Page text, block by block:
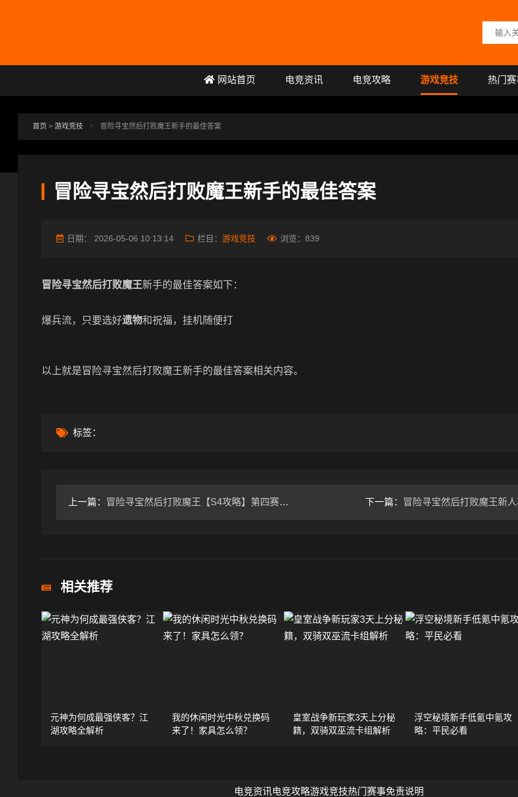
搜索关
网站首页 电竞资讯 电竞攻略 游戏竞技 热门赛
首页 > 游戏竞技 > 冒险寻宝然后打败魔王新手的最佳答案
冒险寻宝然后打败魔王新手的最佳答案
日期： 2026-05-06 10:13:14 栏目： 游戏竞技 浏览： 839
冒险寻宝然后打败魔王新手的最佳答案如下：
爆兵流，只要选好遗物和祝福，挂机随便打
以上就是冒险寻宝然后打败魔王新手的最佳答案相关内容。
标签：
上一篇： 冒险寻宝然后打败魔王【S4攻略】第四赛季版本答案（预制版） 下一篇： 冒险寻宝然后打败魔王新
相关推荐
元神为何成最强侠客？江
湖攻略全解析
我的休闲时光中秋兑换码
来了！家具怎么领？
皇室战争新玩家3天上分秘
籍，双骑双巫流卡组解析
浮空秘境新手低氪中氪攻
略：平民必看
电竞资讯电竞攻略游戏竞技热门赛事免责说明